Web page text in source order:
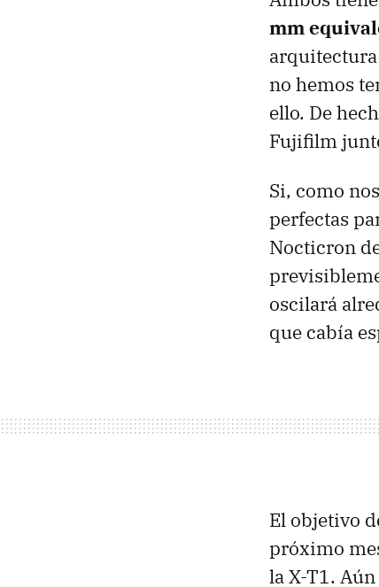
mm
no hemos
ello. De
Fujifilm
Si, como
perfectas
Nocticron
oscilará
que cabía
El objetivo
próximo
la X-T1.